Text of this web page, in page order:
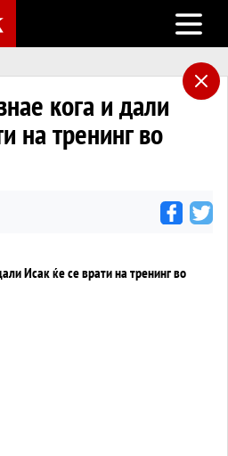
Open
кога и дали
на тренинг во